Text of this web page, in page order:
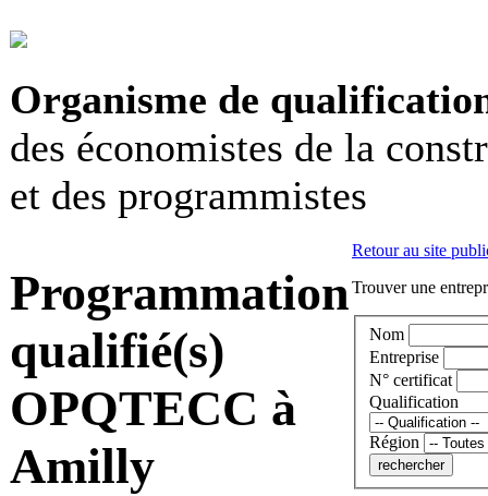
Organisme de
des économistes de la
et des programmistes
Programmation
qualifié(s)
OPQTECC à
Amilly
Retour au site
Trouver une
Nom
Entreprise
N° certificat
Qualification
Région